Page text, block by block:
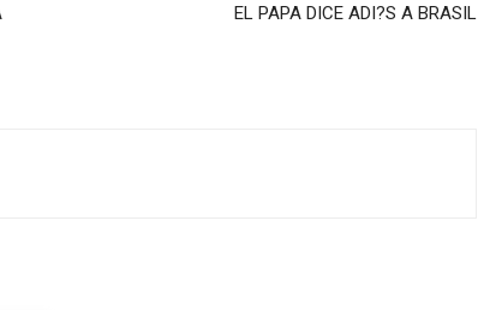
EL PAPA DICE ADI?S A BRASIL